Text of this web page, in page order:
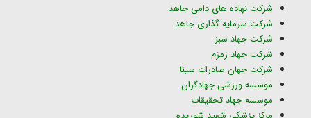
شرکت نهاده های دامی جاهد
شرکت سرمایه گذاری جاهد
شرکت جهاد سبز
شرکت جهاد زمزم
شرکت جهان صادرات سینا
موسسه ورزشی جهادگران
موسسه جهاد تحقیقات